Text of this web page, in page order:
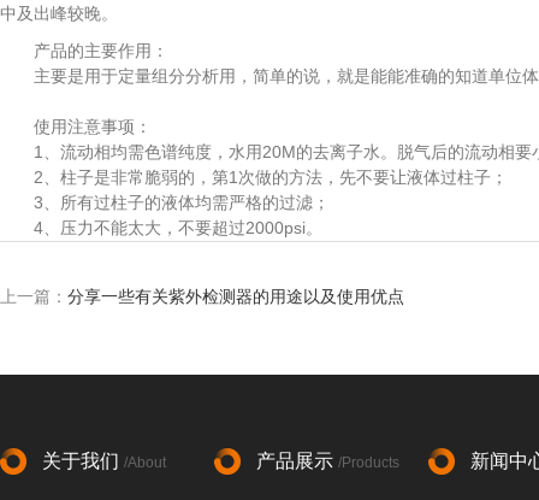
中及出峰较晚。
产品的主要作用：
主要是用于定量组分分析用，简单的说，就是能能准确的知道单位
使用注意事项：
1、流动相均需色谱纯度，水用20M的去离子水。脱气后的流动相要
2、柱子是非常脆弱的，第1次做的方法，先不要让液体过柱子；
3、所有过柱子的液体均需严格的过滤；
4、压力不能太大，不要超过2000psi。
上一篇： 分享一些有关紫外检测器的用途以及使用优点
关于我们 /About 产品展示 /Products 新闻中